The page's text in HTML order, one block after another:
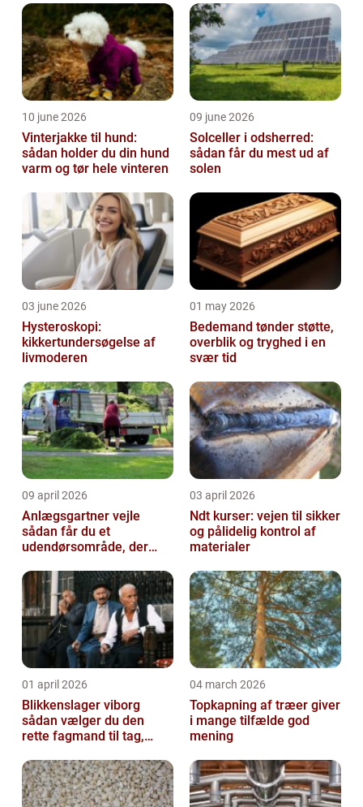
10 june 2026
Vinterjakke til hund:
sådan holder du din hund
varm og tør hele vinteren
09 june 2026
Solceller i odsherred:
sådan får du mest ud af
solen
03 june 2026
Hysteroskopi:
kikkertundersøgelse af
livmoderen
01 may 2026
Bedemand tønder støtte,
overblik og tryghed i en
svær tid
09 april 2026
Anlægsgartner vejle
sådan får du et
udendørsområde, der
03 april 2026
Ndt kurser: vejen til sikker
og pålidelig kontrol af
materialer
01 april 2026
Blikkenslager viborg
sådan vælger du den
rette fagmand til tag,
04 march 2026
Topkapning af træer giver
i mange tilfælde god
mening